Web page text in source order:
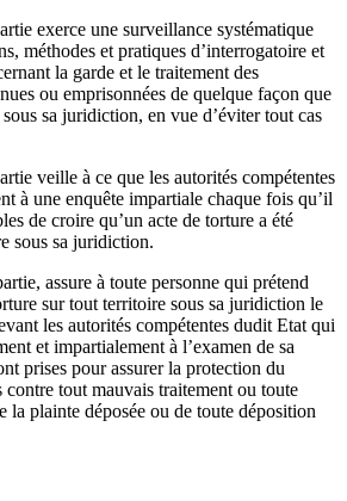
exerce une surveillance systématique
méthodes et pratiques d’interrogatoire et
la garde et le traitement des
ou emprisonnées de quelque façon que
sa juridiction, en vue d’éviter tout cas
veille à ce que les autorités compétentes
à une enquête impartiale chaque fois qu’il
de croire qu’un acte de torture a été
sous sa juridiction.
assure à toute personne qui prétend
sur tout territoire sous sa juridiction le
les autorités compétentes dudit Etat qui
et impartialement à l’examen de sa
prises pour assurer la protection du
contre tout mauvais traitement ou toute
la plainte déposée ou de toute déposition